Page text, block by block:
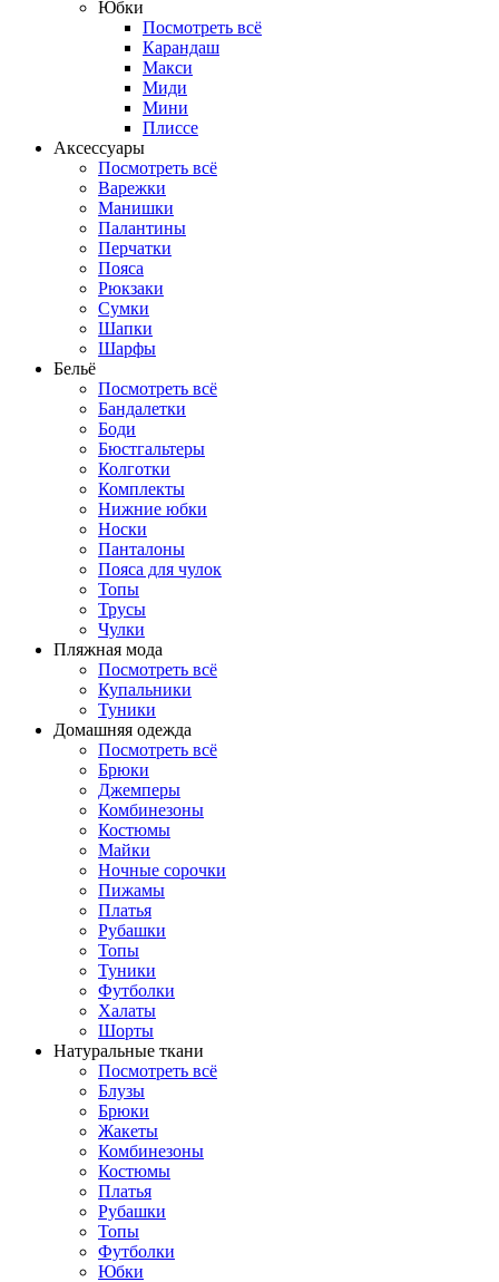
Юбки
Посмотреть всё
Карандаш
Макси
Миди
Мини
Плиссе
Аксессуары
Посмотреть всё
Варежки
Манишки
Палантины
Перчатки
Пояса
Рюкзаки
Сумки
Шапки
Шарфы
Бельё
Посмотреть всё
Бандалетки
Боди
Бюстгальтеры
Колготки
Комплекты
Нижние юбки
Носки
Панталоны
Поясa для чулок
Топы
Трусы
Чулки
Пляжная мода
Посмотреть всё
Купальники
Туники
Домашняя одежда
Посмотреть всё
Брюки
Джемперы
Комбинезоны
Костюмы
Майки
Ночные сорочки
Пижамы
Платья
Рубашки
Топы
Туники
Футболки
Халаты
Шорты
Натуральные ткани
Посмотреть всё
Блузы
Брюки
Жакеты
Комбинезоны
Костюмы
Платья
Рубашки
Топы
Футболки
Юбки